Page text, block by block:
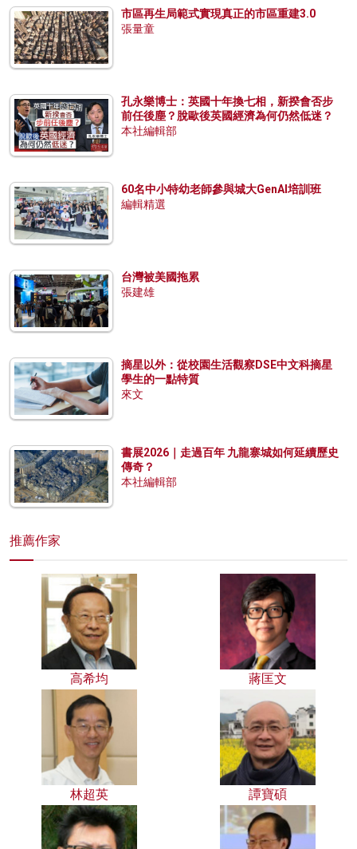
市區再生局範式實現真正的市區重建3.0
張量童
孔永樂博士：英國十年換七相，新揆會否步
前任後塵？脫歐後英國經濟為何仍然低迷？
本社編輯部
60名中小特幼老師參與城大GenAI培訓班
編輯精選
台灣被美國拖累
張建雄
摘星以外：從校園生活觀察DSE中文科摘星
學生的一點特質
來文
書展2026｜走過百年 九龍寨城如何延續歷史
傳奇？
本社編輯部
推薦作家
高希均 蔣匡文
林超英 譚寶碩